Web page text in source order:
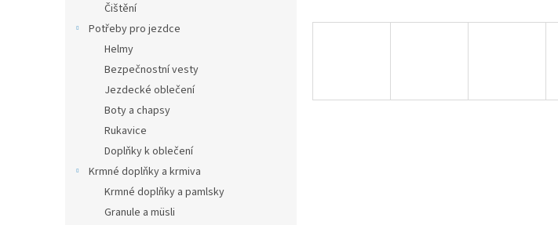
Čištění
Potřeby pro jezdce
Helmy
Bezpečnostní vesty
Jezdecké oblečení
Boty a chapsy
Rukavice
Doplňky k oblečení
Krmné doplňky a krmiva
Krmné doplňky a pamlsky
Granule a müsli